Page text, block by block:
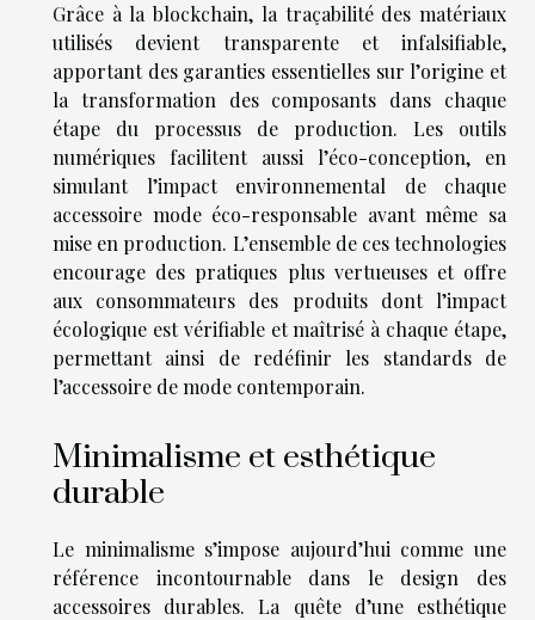
Grâce à la blockchain, la traçabilité des matériaux
utilisés devient transparente et infalsifiable,
apportant des garanties essentielles sur l’origine et
la transformation des composants dans chaque
étape du processus de production. Les outils
numériques facilitent aussi l’éco-conception, en
simulant l’impact environnemental de chaque
accessoire mode éco-responsable avant même sa
mise en production. L’ensemble de ces technologies
encourage des pratiques plus vertueuses et offre
aux consommateurs des produits dont l’impact
écologique est vérifiable et maîtrisé à chaque étape,
permettant ainsi de redéfinir les standards de
l’accessoire de mode contemporain.
Minimalisme et esthétique
durable
Le minimalisme s’impose aujourd’hui comme une
référence incontournable dans le design des
accessoires durables. La quête d’une esthétique